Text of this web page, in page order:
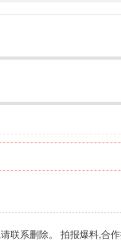
联系删除。 拍报爆料,合